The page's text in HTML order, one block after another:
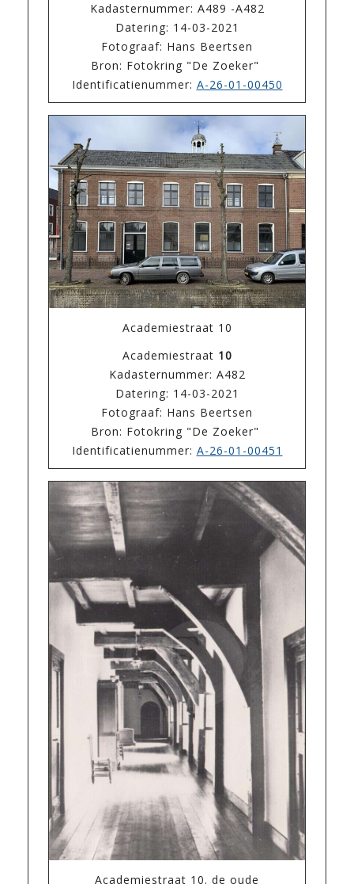
Kadasternummer: A489 -A482
Datering: 14-03-2021
Fotograaf: Hans Beertsen
Bron: Fotokring "De Zoeker"
Identificatienummer: A-26-01-00450
Academiestraat 10
Academiestraat 10
Kadasternummer: A482
Datering: 14-03-2021
Fotograaf: Hans Beertsen
Bron: Fotokring "De Zoeker"
Identificatienummer: A-26-01-00451
Academiestraat 10. de oude